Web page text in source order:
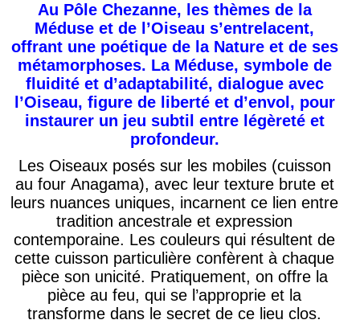
Au Pôle Chezanne, es thèmes de la
Méduse et de l’Oiseau s’entrelacent,
offrant une poétique de la Nature et de ses
métamorphoses. La Méduse, symbole de
fluidité et d’adaptabilité, dialogue avec
l’Oiseau, figure de liberté et d’envol, pour
instaurer un jeu subtil entre légèreté et
profondeur.
Les Oiseaux posés sur les mobiles (cuisson
au four Anagama), avec leur texture brute et
leurs nuances uniques, incarnent ce lien entre
tradition ancestrale et expression
contemporaine. Les couleurs qui résultent de
cette cuisson particulière confèrent à chaque
pièce son unicité. Pratiquement, on offre la
pièce au feu, qui se l’approprie et la
transforme dans le secret de ce lieu clos.